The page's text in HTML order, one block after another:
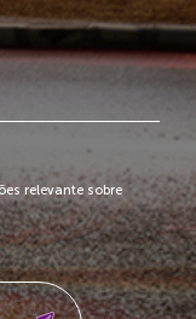
relevante sobre